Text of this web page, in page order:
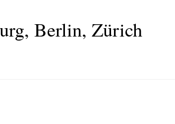
Berlin, Zürich